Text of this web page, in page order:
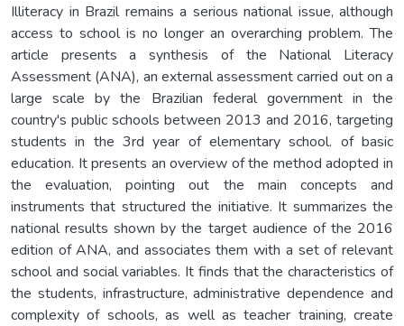
Illiteracy in Brazil remains a serious national issue, although
access to school is no longer an overarching problem. The
article presents a synthesis of the National Literacy
Assessment (ANA), an external assessment carried out on a
large scale by the Brazilian federal government in the
country's public schools between 2013 and 2016, targeting
students in the 3rd year of elementary school. of basic
education. It presents an overview of the method adopted in
the evaluation, pointing out the main concepts and
instruments that structured the initiative. It summarizes the
national results shown by the target audience of the 2016
edition of ANA, and associates them with a set of relevant
school and social variables. It finds that the characteristics of
the students, infrastructure, administrative dependence and
complexity of schools, as well as teacher training, create